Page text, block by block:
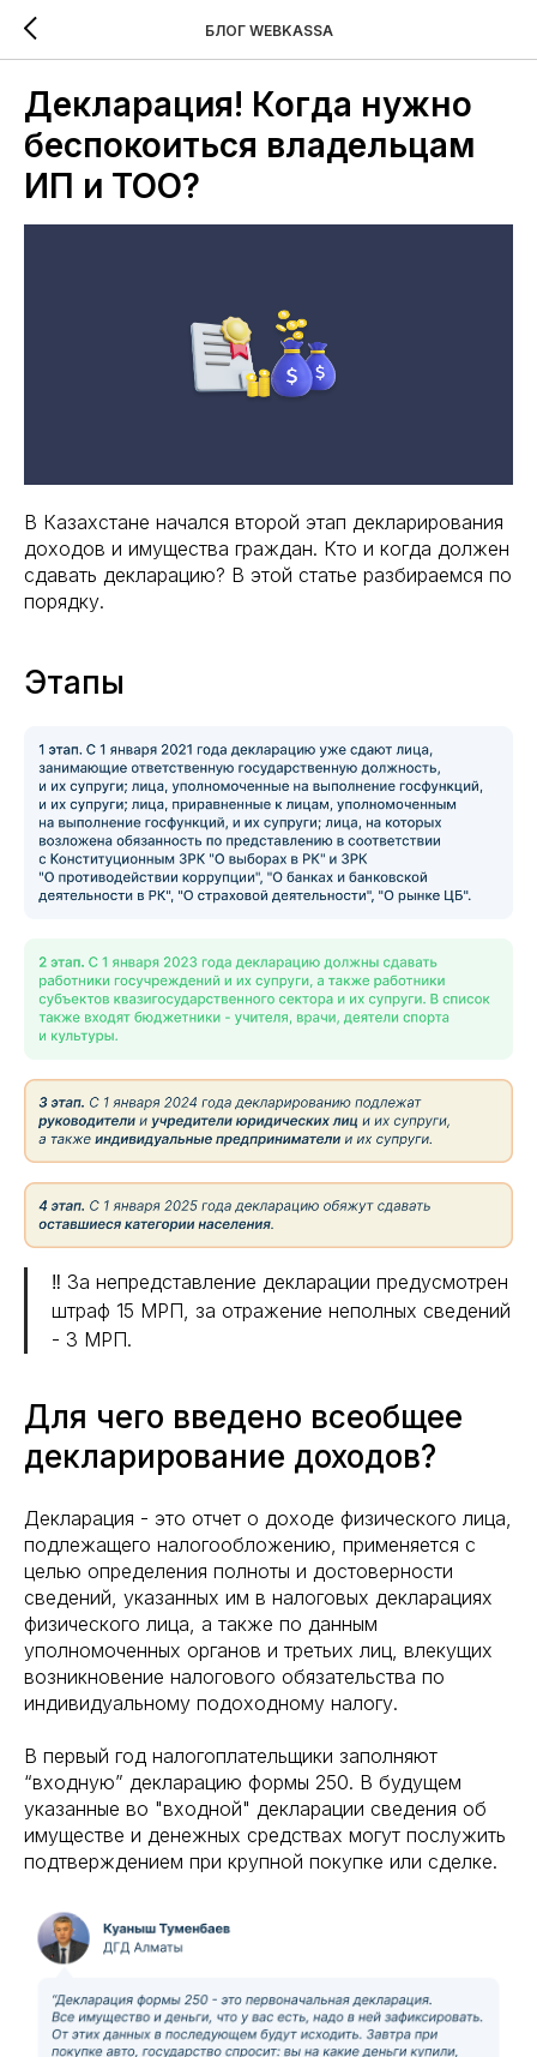
БЛОГ WEBKASSA
Декларация! Когда нужно
беспокоиться владельцам
ИП и ТОО?
В Казахстане начался второй этап декларирования
доходов и имущества граждан. Кто и когда должен
сдавать декларацию? В этой статье разбираемся по
порядку.
Этапы
‼️ За непредставление декларации предусмотрен
штраф 15 МРП, за отражение неполных сведений
- 3 МРП.
Для чего введено всеобщее
декларирование доходов?
Декларация - это отчет о доходе физического лица,
подлежащего налогообложению, применяется с
целью определения полноты и достоверности
сведений, указанных им в налоговых декларациях
физического лица, а также по данным
уполномоченных органов и третьих лиц, влекущих
возникновение налогового обязательства по
индивидуальному подоходному налогу.
В первый год налогоплательщики заполняют
“входную” декларацию формы 250. В будущем
указанные во "входной" декларации сведения об
имуществе и денежных средствах могут послужить
подтверждением при крупной покупке или сделке.